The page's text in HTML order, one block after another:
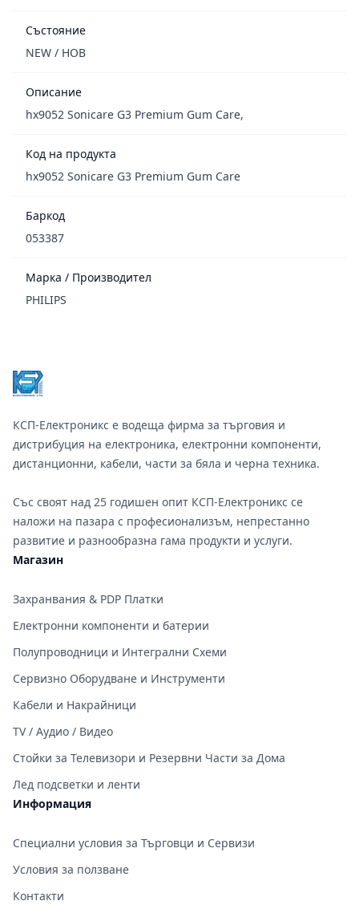
Състояние
NEW / НОВ
Описание
hx9052 Sonicare G3 Premium Gum Care,
Код на продукта
hx9052 Sonicare G3 Premium Gum Care
Баркод
053387
Марка / Производител
PHILIPS
КСП-Електроникс е водеща фирма за търговия и
дистрибуция на електроника, електронни компоненти,
дистанционни, кабели, части за бяла и черна техника.
Със своят над 25 годишен опит КСП-Електроникс се
наложи на пазара с професионализъм, непрестанно
развитие и разнообразна гама продукти и услуги.
Магазин
Захранвания & PDP Платки
Електронни компоненти и батерии
Полупроводници и Интегрални Схеми
Сервизно Оборудване и Инструменти
Кабели и Накрайници
TV / Аудио / Видео
Стойки за Телевизори и Резервни Части за Дома
Лед подсветки и ленти
Информация
Специални условия за Търговци и Сервизи
Условия за ползване
Контакти